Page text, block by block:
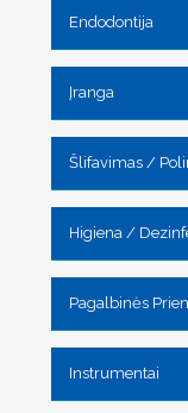
Endodontija
Įranga
Šlifavimas /
Higiena /
Pagalbinės
Instrumentai